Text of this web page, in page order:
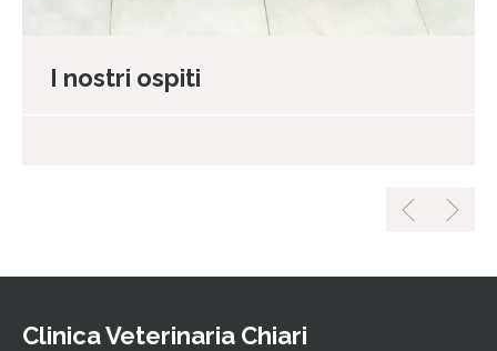
I nostri ospiti
Clinica Veterinaria Chiari